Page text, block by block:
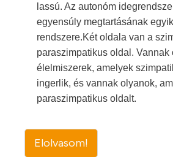
lassú. Az autonóm
egyensúly megtartásának
rendszere.Két oldala van a
paraszimpatikus oldal. Vannak
élelmiszerek, amelyek
ingerlik, és vannak olyanok,
paraszimpatikus oldalt.
Elolvasom!